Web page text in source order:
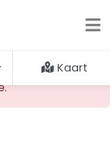
niet worden
Kaart